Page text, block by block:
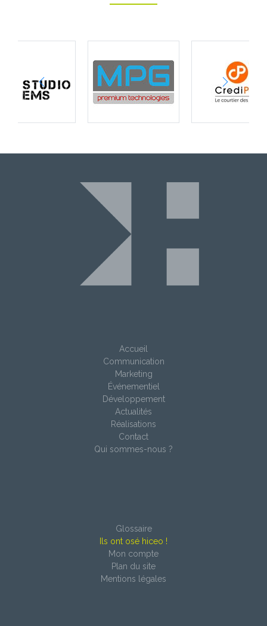
Accueil
Communication
Marketing
Événementiel
Développement
Actualités
Réalisations
Contact
Qui sommes-nous ?
Glossaire
Ils ont osé hiceo !
Mon compte
Plan du site
Mentions légales